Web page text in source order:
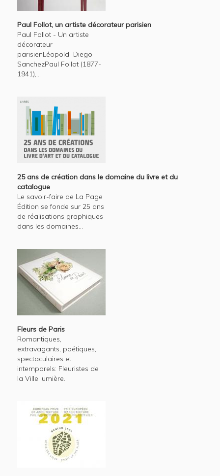
Paul Follot, un artiste décorateur parisien
Paul Follot - Un artiste
décorateur
parisienLéopold Diego
SanchezPaul Follot (1877-
1941),...
25 ans de création dans le domaine du livre et du
catalogue
Le savoir-faire de La Page
Édition se fonde sur 25 ans
de réalisations graphiques
dans les domaines...
Fleurs de Paris
Romantiques,
extravagants, poétiques,
spectaculaires et
intemporels: Fleuristes de
la Ville lumière.